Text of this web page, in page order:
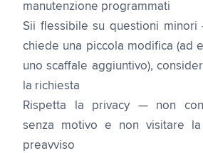
manutenzione programmati
Sii flessibile su questioni
chiede una piccola modifica (ad
uno scaffale aggiuntivo),
la richiesta
Rispetta la privacy — non
senza motivo e non visitare
preavviso